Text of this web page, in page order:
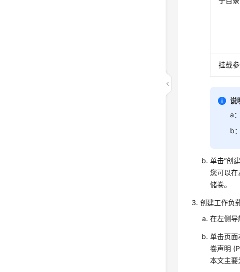
挂载
说
a
b
单击“创
您可以在
储卷。
创建工作负载
在左侧导
单击页面
卷声明
本文主要